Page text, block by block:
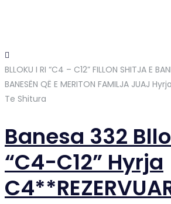
BLLOKU I RI “C4 – C12” FILLON SHITJA E
BANESËN QË E MERITON FAMILJA JUAJ
Te Shitura
Banesa 332
“C4-C12” Hyrja